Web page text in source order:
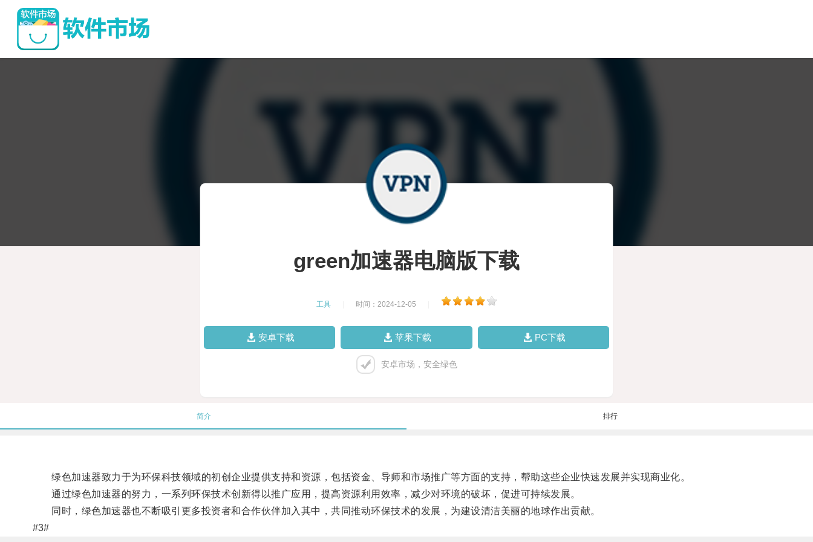
green加速器电脑版下载
工具 时间：2024-12-05
安卓下载 苹果下载 PC下载
安卓市场，安全绿色
简介 排行
绿色加速器致力于为环保科技领域的初创企业提供支持和资源，包括资金、导师和市场推广等方面的支持，帮助这些企业快速发展并实现商业化。
通过绿色加速器的努力，一系列环保技术创新得以推广应用，提高资源利用效率，减少对环境的破坏，促进可持续发展。
同时，绿色加速器也不断吸引更多投资者和合作伙伴加入其中，共同推动环保技术的发展，为建设清洁美丽的地球作出贡献。
#3#